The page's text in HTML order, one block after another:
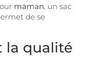
maman, un sac
de se
la qualité